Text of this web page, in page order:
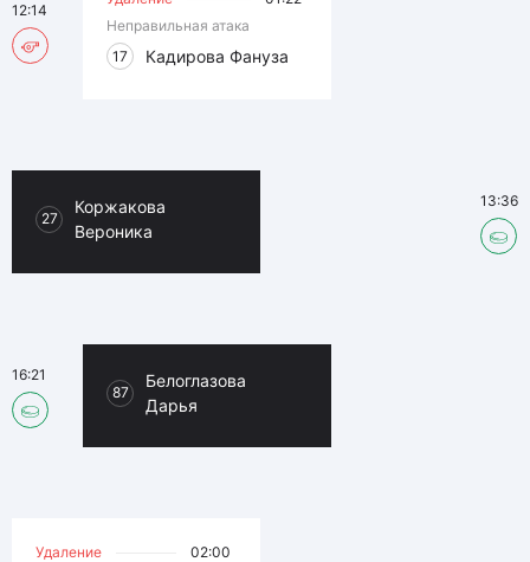
Неправильная атака
17
Кадирова Фануза
12:14
27
Коржакова
Вероника
13:36
87
Белоглазова
Дарья
16:21
Удаление
02:00